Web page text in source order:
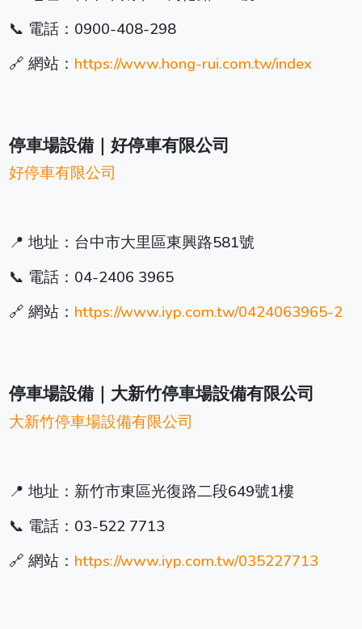
📞 電話：0900-408-298
🔗 網站： https://www.hong-rui.com.tw/index
停車場設備｜好停車有限公司
好停車有限公司
📍 地址：台中市大里區東興路581號
📞 電話：04-2406 3965
🔗 網站： https://www.iyp.com.tw/0424063965-2
停車場設備｜大新竹停車場設備有限公司
大新竹停車場設備有限公司
📍 地址：新竹市東區光復路二段649號1樓
📞 電話：03-522 7713
🔗 網站： https://www.iyp.com.tw/035227713